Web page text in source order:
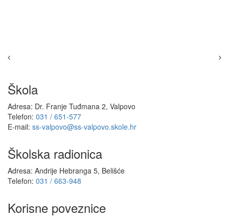
Škola
Adresa: Dr. Franje Tuđmana 2, Valpovo
Telefon: 031 / 651-577
E-mail: ss-valpovo@ss-valpovo.skole.hr
Školska radionica
Adresa: Andrije Hebranga 5, Belišće
Telefon: 031 / 663-948
Korisne poveznice